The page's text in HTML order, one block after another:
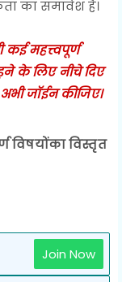
का समावेश है।
महत्त्वपूर्ण
के लिए नीचे दिए
जॉईन कीजिए।
विषयोंका विस्तृत
Join Now